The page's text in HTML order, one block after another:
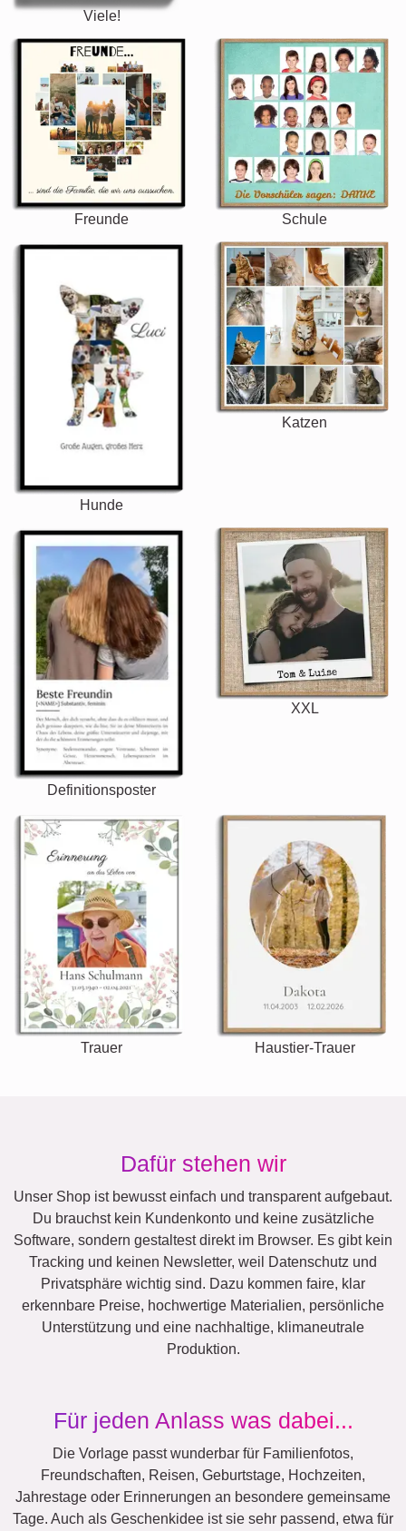
Viele!
Freunde Schule
Hunde
Katzen
Definitionsposter
XXL
Trauer Haustier-Trauer
Dafür stehen wir
Unser Shop ist bewusst einfach und transparent aufgebaut.
Du brauchst kein Kundenkonto und keine zusätzliche
Software, sondern gestaltest direkt im Browser. Es gibt kein
Tracking und keinen Newsletter, weil Datenschutz und
Privatsphäre wichtig sind. Dazu kommen faire, klar
erkennbare Preise, hochwertige Materialien, persönliche
Unterstützung und eine nachhaltige, klimaneutrale
Produktion.
Für jeden Anlass was dabei...
Die Vorlage passt wunderbar für Familienfotos,
Freundschaften, Reisen, Geburtstage, Hochzeiten,
Jahrestage oder Erinnerungen an besondere gemeinsame
Tage. Auch als Geschenkidee ist sie sehr passend, etwa für